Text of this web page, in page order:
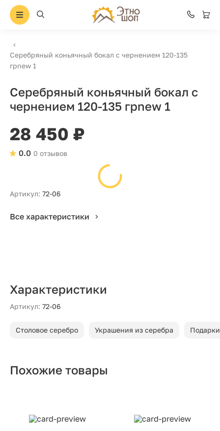
Серебряный коньячный бокал с чернением 120-135
грnew 1
Серебряный коньячный бокал с
чернением 120-135 грnew 1
28 450 ₽
0 отзывов
0.0
Артикул: 72-06
Все характеристики
Характеристики
Артикул: 72-06
Столовое серебро Украшения из серебра
Похожие товары